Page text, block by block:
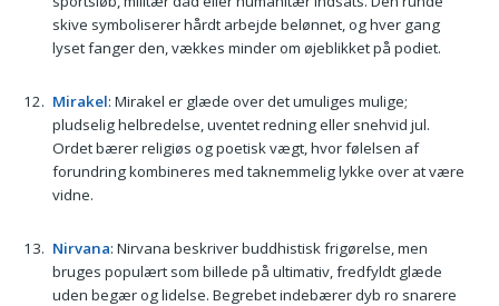
skive symboliserer hårdt arbejde belønnet, og hver gang
lyset fanger den, vækkes minder om øjeblikket på podiet.
Mirakel: Mirakel er glæde over det umuliges mulige;
pludselig helbredelse, uventet redning eller snehvid jul.
Ordet bærer religiøs og poetisk vægt, hvor følelsen af
forundring kombineres med taknemmelig lykke over at være
vidne.
Nirvana: Nirvana beskriver buddhistisk frigørelse, men
bruges populært som billede på ultimativ, fredfyldt glæde
uden begær og lidelse. Begrebet indebærer dyb ro snarere